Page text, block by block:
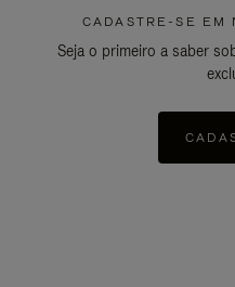
CADASTRE-SE EM
Seja o primeiro a saber